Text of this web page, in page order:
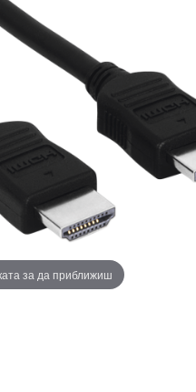
за да приближиш